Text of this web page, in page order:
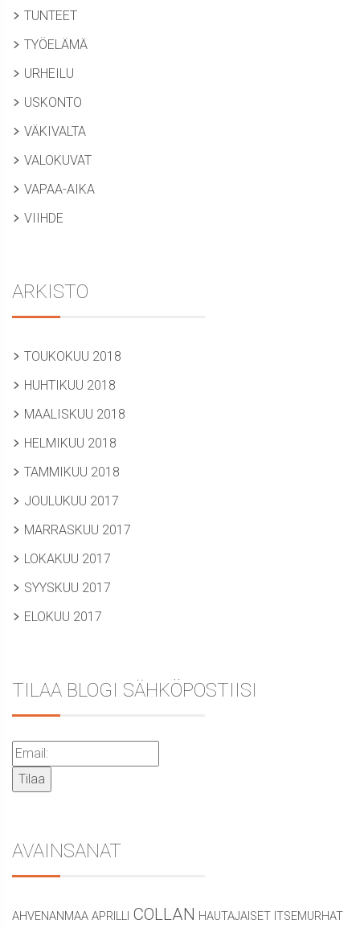
TUNTEET
TYÖELÄMÄ
URHEILU
USKONTO
VÄKIVALTA
VALOKUVAT
VAPAA-AIKA
VIIHDE
ARKISTO
TOUKOKUU 2018
HUHTIKUU 2018
MAALISKUU 2018
HELMIKUU 2018
TAMMIKUU 2018
JOULUKUU 2017
MARRASKUU 2017
LOKAKUU 2017
SYYSKUU 2017
ELOKUU 2017
TILAA BLOGI SÄHKÖPOSTIISI
AVAINSANAT
AHVENANMAA APRILLI COLLAN HAUTAJAISET ITSEMURHAT